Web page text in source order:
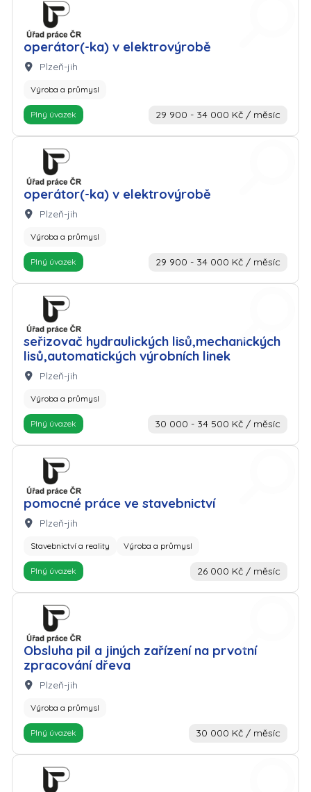
operátor(-ka) v elektrovýrobě
Zaměstnavatel: Úřad práce
Lokalita:
Plzeň-jih
Výroba a průmysl
Plný úvazek 29 900 - 34 000 Kč / měsíc
operátor(-ka) v elektrovýrobě
Zaměstnavatel: Úřad práce
Lokalita:
Plzeň-jih
Výroba a průmysl
Plný úvazek 29 900 - 34 000 Kč / měsíc
seřizovač hydraulických lisů,mechanických
lisů,automatických výrobních linek
Zaměstnavatel: Úřad práce
Lokalita:
Plzeň-jih
Výroba a průmysl
Plný úvazek 30 000 - 34 500 Kč / měsíc
pomocné práce ve stavebnictví
Zaměstnavatel: Úřad práce
Lokalita:
Plzeň-jih
Stavebnictví a reality Výroba a průmysl
Plný úvazek 26 000 Kč / měsíc
Obsluha pil a jiných zařízení na prvotní
zpracování dřeva
Zaměstnavatel: Úřad práce
Lokalita:
Plzeň-jih
Výroba a průmysl
Plný úvazek 30 000 Kč / měsíc
Zaměstnavatel: Úřad práce